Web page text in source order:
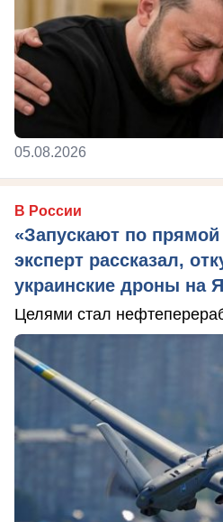
05.08.2026
В России
«Запускают по
эксперт рассказал,
украинские дроны на
Целями стал